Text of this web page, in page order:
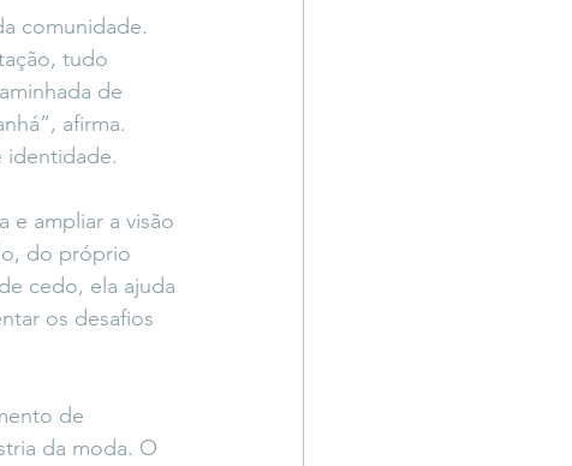
comunidade.
tudo
de
afirma.
identidade.
e ampliar a visão
do próprio
cedo, ela ajuda
os desafios
de
da moda. O